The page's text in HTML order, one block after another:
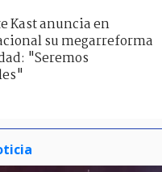
Kast anuncia en
su megarreforma
"Seremos